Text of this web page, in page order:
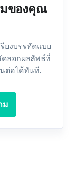
มของคุณ
ยงบรรทัดแบบ
ดลอกผลลัพธ์ที่
ต่อได้ทันที.
ม